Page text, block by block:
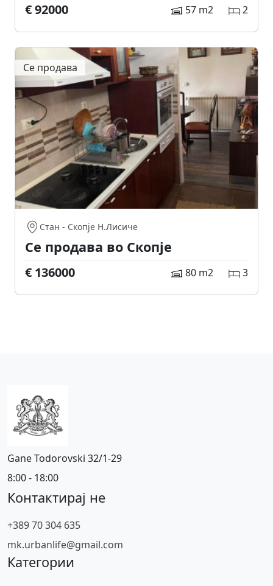
€ 92000 57 m2 2
Се продава
Стан - Скопје Н.Лисиче
Се продава во Скопје
€ 136000 80 m2 3
Gane Todorovski 32/1-29
8:00 - 18:00
Контактирај не
+389 70 304 635
mk.urbanlife@gmail.com
Категории